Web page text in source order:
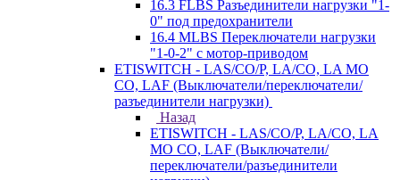
16.3 FLBS Разъединители нагрузки "1-
0" под предохранители
16.4 MLBS Переключатели нагрузки
"1-0-2" с мотор-приводом
ETISWITCH - LAS/CO/P, LA/CO, LA MO
CO, LAF (Выключатели/переключатели/
разъединители нагрузки)
Назад
ETISWITCH - LAS/CO/P, LA/CO, LA
MO CO, LAF (Выключатели/
переключатели/разъединители